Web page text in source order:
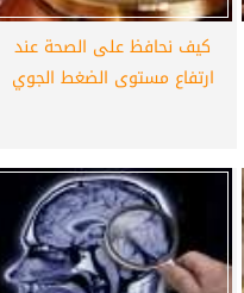
كيف نحافظ على الصحة عند
ارتفاع مستوى الضغط الجوي